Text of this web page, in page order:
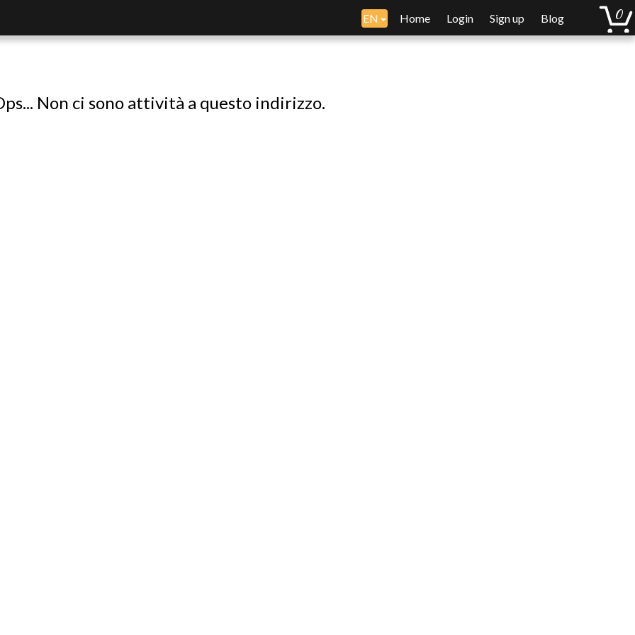
EN Home Login Sign up Blog
Non ci sono attività a questo indirizzo.